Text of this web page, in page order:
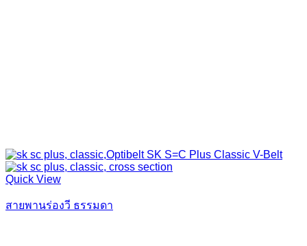
Quick View
สายพานร่องวี ธรรมดา